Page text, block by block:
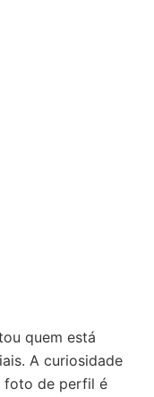
quem está
A curiosidade
foto de perfil é